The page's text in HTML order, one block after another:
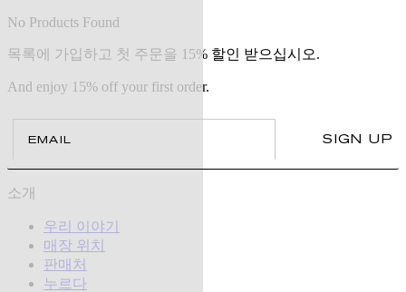
No Products Found
목록에 가입하고 첫 주문을 15% 할인 받으십시오.
And enjoy 15% off your first order.
SIGN UP
소개
우리 이야기
매장 위치
판매처
누르다